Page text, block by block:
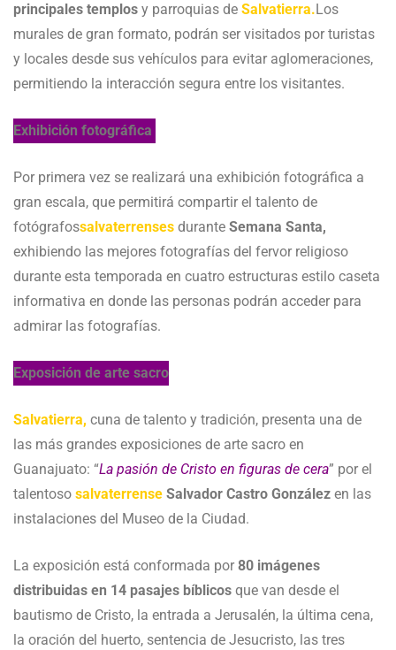
principales templos y parroquias de Salvatierra. Los
murales de gran formato, podrán ser visitados por turistas
y locales desde sus vehículos para evitar aglomeraciones,
permitiendo la interacción segura entre los visitantes.
Exhibición fotográfica
Por primera vez se realizará una exhibición fotográfica a
gran escala, que permitirá compartir el talento de
fotógrafossalvaterrenses durante Semana Santa,
exhibiendo las mejores fotografías del fervor religioso
durante esta temporada en cuatro estructuras estilo caseta
informativa en donde las personas podrán acceder para
admirar las fotografías.
Exposición de arte sacro
Salvatierra, cuna de talento y tradición, presenta una de
las más grandes exposiciones de arte sacro en
Guanajuato: “La pasión de Cristo en figuras de cera” por el
talentoso salvaterrense Salvador Castro González en las
instalaciones del Museo de la Ciudad.
La exposición está conformada por 80 imágenes
distribuidas en 14 pasajes bíblicos que van desde el
bautismo de Cristo, la entrada a Jerusalén, la última cena,
la oración del huerto, sentencia de Jesucristo, las tres